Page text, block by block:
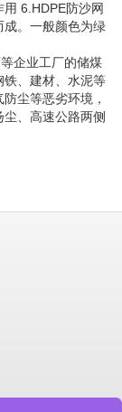
6.HDPE防沙网
成。一般颜色为绿
企业工厂的储煤
铁、建材、水泥等
尘等恶劣环境，
、高速公路两侧